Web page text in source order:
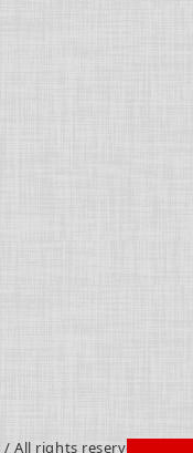
/ All rights reserved.